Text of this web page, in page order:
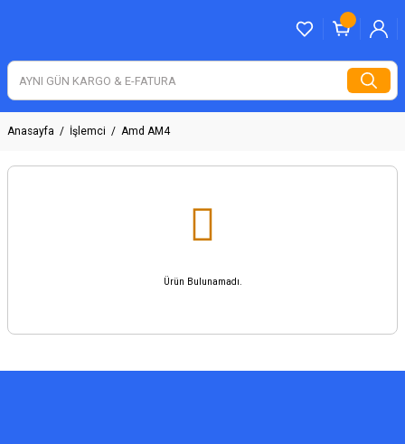
Anasayfa İşlemci Amd AM4
Ürün Bulunamadı.